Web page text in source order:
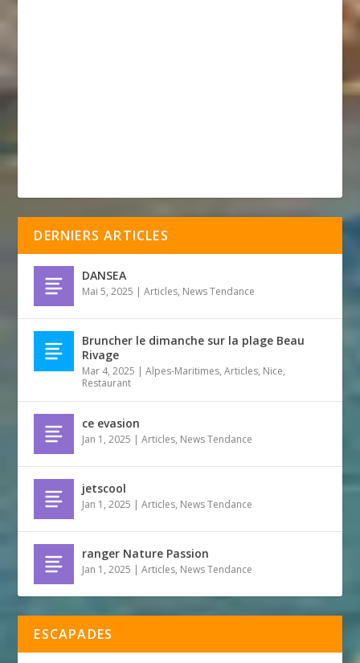
DERNIERS ARTICLES
DANSEA
Mai 5, 2025 |Articles, News Tendance
Bruncher le dimanche sur la plage Beau
Rivage
Mar 4, 2025 |Alpes-Maritimes,Articles, Nice,
Restaurant
ce evasion
Jan 1, 2025 |Articles, News Tendance
jetscool
Jan 1, 2025 |Articles, News Tendance
ranger Nature Passion
Jan 1, 2025 |Articles, News Tendance
ESCAPADES